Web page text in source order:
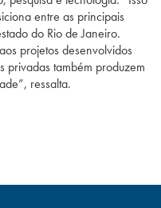
entre as principais
do Rio de Janeiro.
projetos desenvolvidos
privadas também produzem
ressalta.